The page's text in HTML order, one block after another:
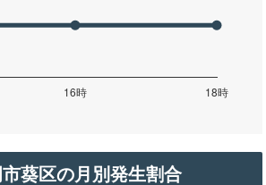
葵区の月別発生割合